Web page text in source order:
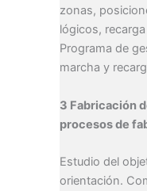
zonas,
lógicos,
Programa de
marcha y
3 Fabricación
procesos de
Estudio del
orientación.